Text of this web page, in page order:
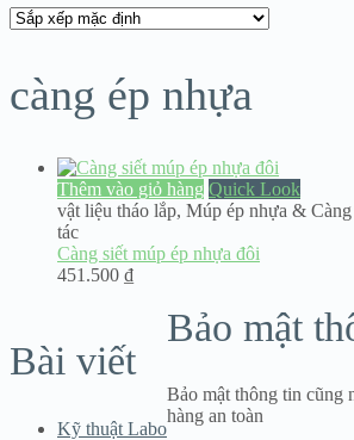
càng ép nhựa
Thêm vào giỏ hàng Quick Look
vật liệu tháo lắp, Múp ép nhựa & Càng
tác
Càng siết múp ép nhựa đôi
451.500 ₫
Bài viết
Kỹ thuật Labo
Bảo mật
Bảo mật thông tin cũng
hàng an toàn